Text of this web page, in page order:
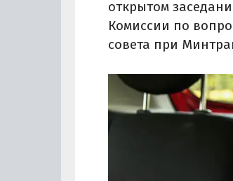
открытом
Комиссии по
совета при